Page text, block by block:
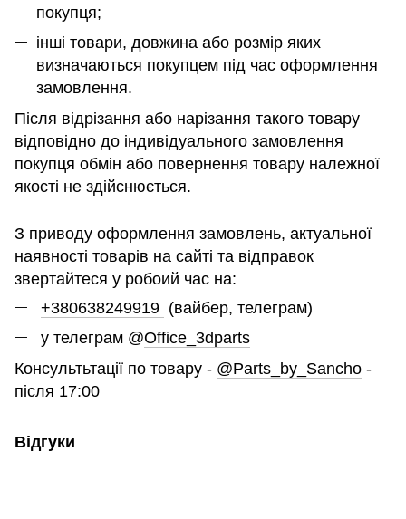
покупця;
інші товари, довжина або розмір яких
визначаються покупцем під час оформлення
замовлення.
Після відрізання або нарізання такого товару
відповідно до індивідуального замовлення
покупця обмін або повернення товару належної
якості не здійснюється.
З приводу оформлення замовлень, актуальної
наявності товарів на сайті та відправок
звертайтеся у робоий час на:
+380638249919 (вайбер, телеграм)
у телеграм @Office_3dparts
Консультьтації по товару - @Parts_by_Sancho -
після 17:00
Відгуки